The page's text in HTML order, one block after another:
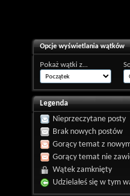
Opcje wyświetlania wątków
Pokaż wątki z...
Legenda
Nieprzeczytane posty
Brak nowych postów
Gorący temat z
Gorący temat nie
Wątek zamknięty
Udzielałeś się w tym